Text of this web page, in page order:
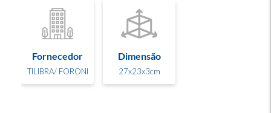
Fornecedor
TILIBRA/ FORONI
Dimensão
27x23x3cm